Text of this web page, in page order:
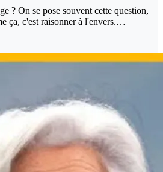
? On se pose souvent cette question,
ça, c'est raisonner à l'envers.…